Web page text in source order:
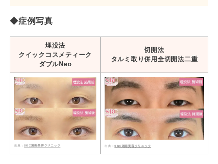
◆症例写真
埋没法
クイックコスメティーク
ダブルNeo
切開法
タルミ取り併用全切開法二重
SBC湘南美容クリニック SBC湘南美容クリニック